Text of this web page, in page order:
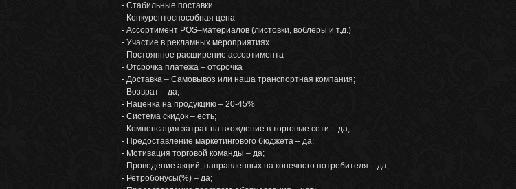
- Стабильные поставки
- Конкурентоспособная цена
- Ассортимент POS–материалов (листовки, воблеры и т.д.)
- Участие в рекламных мероприятиях
- Постоянное расширение ассортимента
- Отсрочка платежа – отсрочка
- Доставка – Самовывоз или наша транспортная компания;
- Возврат – да;
- Наценка на продукцию – 20-45%
- Система скидок – есть;
- Компенсация затрат на вхождение в торговые сети – да;
- Предоставление маркетингового бюджета – да;
- Мотивация торговой команды – да;
- Проведение акций, направленных на конечного потребителя – да;
- Ретробонусы(%) – да;